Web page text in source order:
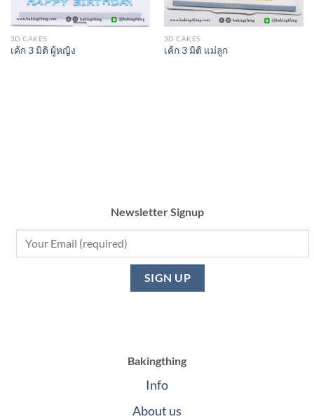
3D CAKES
เค้ก 3 มิติ ผู้หญิง
3D CAKES
เค้ก 3 มิติ แม่ลูก
Newsletter Signup
Bakingthing
Info
About us